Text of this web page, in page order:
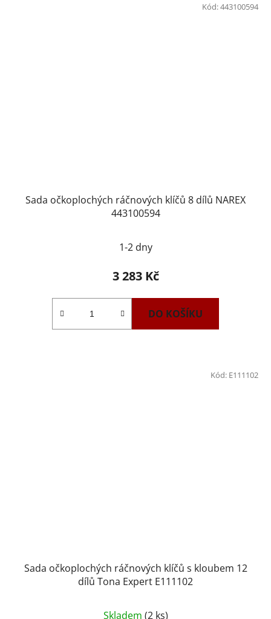
Sada očkoplochých ráčnových klíčů 8 dílů NAREX
443100594
1-2 dny
3 283 Kč
DO KOŠÍKU
Kód:443100594
Sada očkoplochých ráčnových klíčů s kloubem 12
dílů Tona Expert E111102
Skladem (2 ks)
Kód: E111102